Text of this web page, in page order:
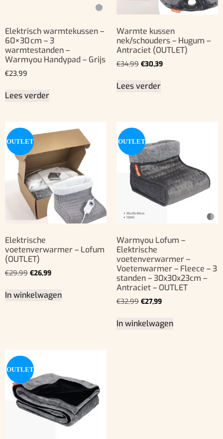
Elektrisch warmtekussen –
60×30 cm – 3
warmtestanden –
Warmyou Handypad – Grijs
€23,99
Lees verder
Warmte kussen
nek/schouders – Hugum –
Antraciet (OUTLET)
€34,99 €30,39
Lees verder
OUTLET
Elektrische
voetenverwarmer – Lofum
(OUTLET)
€29,99 €26,99
In winkelwagen
OUTLET
Warmyou Lofum –
Elektrische
voetenverwarmer –
Voetenwarmer – Fleece – 3
standen – 30x30x23cm –
Antraciet – OUTLET
€32,99 €27,99
In winkelwagen
OUTLET